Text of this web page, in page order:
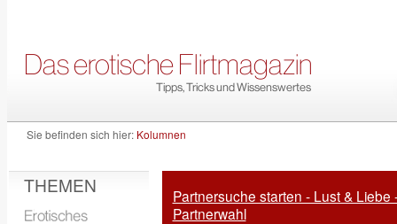
Sie befinden sich hier: Kolumnen
THEMEN
Partnersuche starten - Lust & Liebe
Partnerwahl